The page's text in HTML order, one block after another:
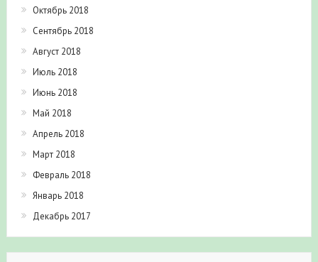
Октябрь 2018
Сентябрь 2018
Август 2018
Июль 2018
Июнь 2018
Май 2018
Апрель 2018
Март 2018
Февраль 2018
Январь 2018
Декабрь 2017